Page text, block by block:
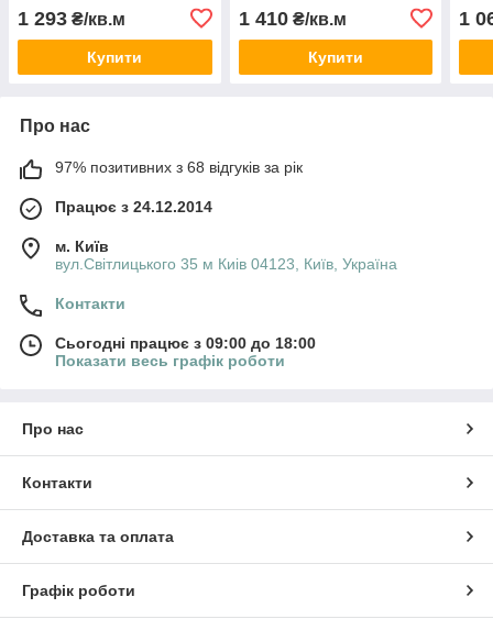
1 293 ₴/кв.м
Купити
1 410₴/кв.м
Купити
1
Про нас
97% позитивних з 68 відгуків за рік
Працює з 24.12.2014
м. Київ
вул.Світлицького 35 м Киів 04123, Київ, Україна
Контакти
Сьогодні працює з 09:00 до 18:00
Показати весь графік роботи
Про нас
Контакти
Доставка та оплата
Графік роботи